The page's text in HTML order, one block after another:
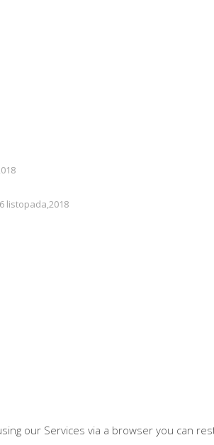
listopada,2018
our Services via a browser you can